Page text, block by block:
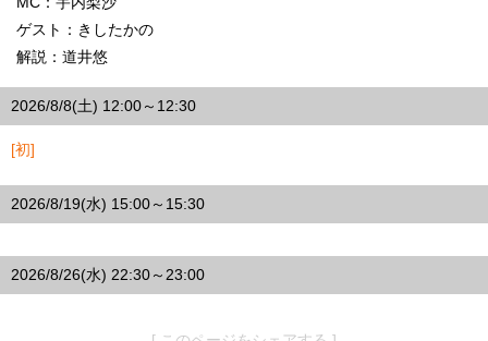
ゲスト：きしたかの
解説：道井悠
2026/8/8(土) 12:00～12:30
[初]
2026/8/19(水) 15:00～15:30
2026/8/26(水) 22:30～23:00